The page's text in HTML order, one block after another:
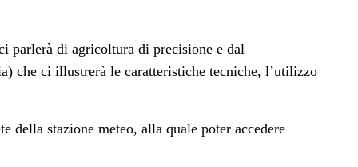
parlerà di agricoltura di precisione e dal
che ci illustrerà le caratteristiche tecniche, l’utilizzo
della stazione meteo, alla quale poter accedere